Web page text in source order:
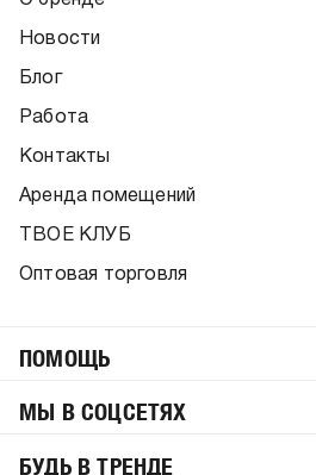
Новости
Блог
Работа
Контакты
Аренда помещений
ТВОЕ КЛУБ
Оптовая торговля
ПОМОЩЬ
МЫ В СОЦСЕТЯХ
БУДЬ В ТРЕНДЕ